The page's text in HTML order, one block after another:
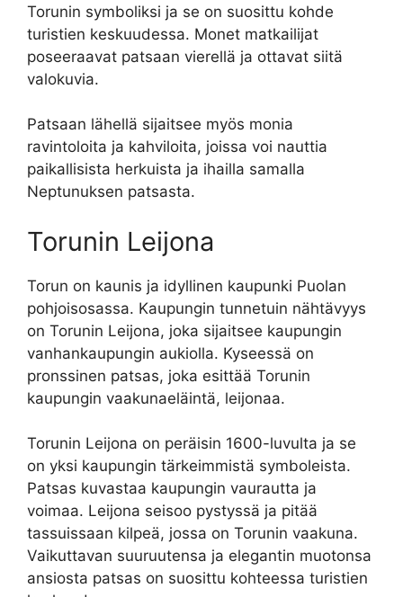
Torunin symboliksi ja se on suosittu kohde
turistien keskuudessa. Monet matkailijat
poseeraavat patsaan vierellä ja ottavat siitä
valokuvia.
Patsaan lähellä sijaitsee myös monia
ravintoloita ja kahviloita, joissa voi nauttia
paikallisista herkuista ja ihailla samalla
Neptunuksen patsasta.
Torunin Leijona
Torun on kaunis ja idyllinen kaupunki Puolan
pohjoisosassa. Kaupungin tunnetuin nähtävyys
on Torunin Leijona, joka sijaitsee kaupungin
vanhankaupungin aukiolla. Kyseessä on
pronssinen patsas, joka esittää Torunin
kaupungin vaakunaeläintä, leijonaa.
Torunin Leijona on peräisin 1600-luvulta ja se
on yksi kaupungin tärkeimmistä symboleista.
Patsas kuvastaa kaupungin vaurautta ja
voimaa. Leijona seisoo pystyssä ja pitää
tassuissaan kilpeä, jossa on Torunin vaakuna.
Vaikuttavan suuruutensa ja elegantin muotonsa
ansiosta patsas on suosittu kohteessa turistien